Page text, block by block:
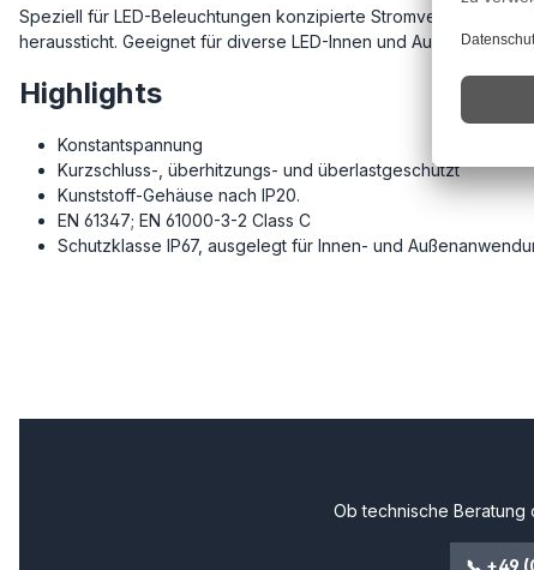
Speziell für LED-Beleuchtungen konzipierte Stromversorgung,
heraussticht. Geeignet für diverse LED-Innen und
Highlights
Konstantspannung
Kurzschluss-, überhitzungs- und überlastgeschützt
Kunststoff-Gehäuse nach IP20.
EN 61347; EN 61000-3-2 Class C
Schutzklasse IP67, ausgelegt für Innen- und
Ob technische Beratung